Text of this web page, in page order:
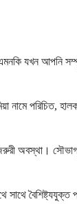
যখন আপনি
পরিচিত,
জরুরী অবস্থা।
সাথে